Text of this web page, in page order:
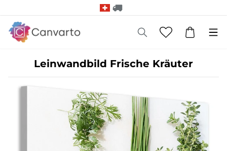
Leinwandbild Frische Kräuter